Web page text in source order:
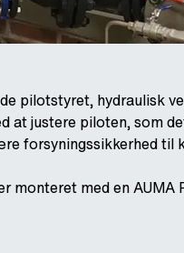
pilotstyret, hydraulisk
at justere piloten, som
forsyningssikkerhed til
monteret med en